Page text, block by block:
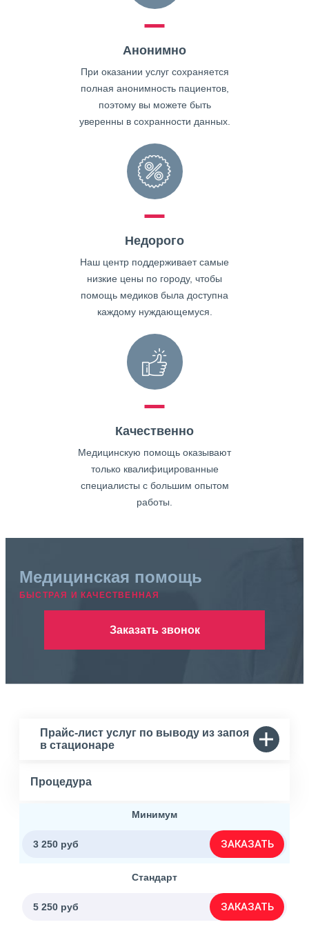
Анонимно
При оказании услуг сохраняется
полная анонимность пациентов,
поэтому вы можете быть
уверенны в сохранности данных.
Недорого
Наш центр поддерживает самые
низкие цены по городу, чтобы
помощь медиков была доступна
каждому нуждающемуся.
Качественно
Медицинскую помощь оказывают
только квалифицированные
специалисты с большим опытом
работы.
Медицинская помощь
БЫСТРАЯ И КАЧЕСТВЕННАЯ
Заказать звонок
Прайс-лист услуг по выводу из запоя
в стационаре
Процедура
Минимум
3 250 руб ЗАКАЗАТЬ
Стандарт
5 250 руб ЗАКАЗАТЬ